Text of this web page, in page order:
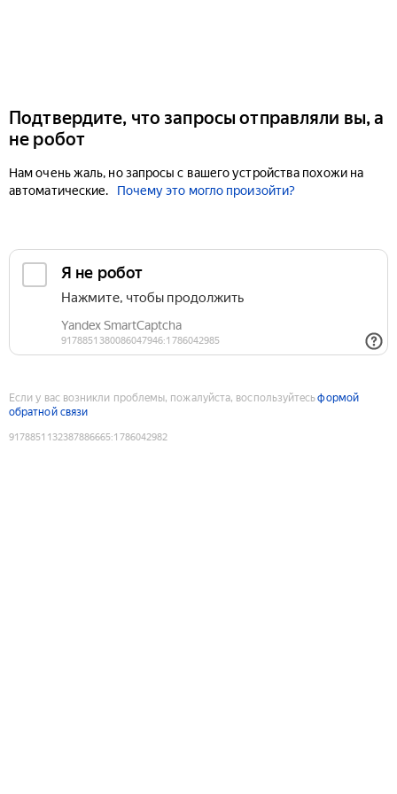
Подтвердите, что запросы отправляли вы, а
не робот
Нам очень жаль, но запросы с вашего устройства похожи на
автоматические.
Почему это могло произойти?
Если у вас возникли проблемы, пожалуйста, воспользуйтесьформой
обратной связи
9178851132387886665:1786042982